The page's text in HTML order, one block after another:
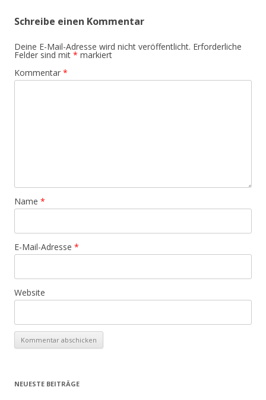
Schreibe einen Kommentar
Deine E-Mail-Adresse wird nicht veröffentlicht. Erforderliche
Felder sind mit * markiert
Kommentar *
Name *
E-Mail-Adresse *
Website
NEUESTE BEITRÄGE